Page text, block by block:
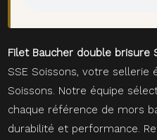
Filet Baucher double brisure
SSE Soissons, votre sellerie
Soissons. Notre équipe
chaque référence de mors
durabilité et performance.